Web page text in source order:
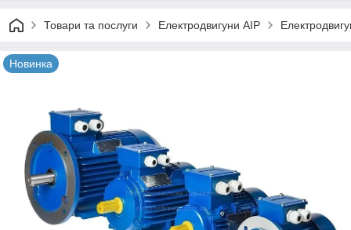
Товари та послуги Електродвигуни АІР
Новинка